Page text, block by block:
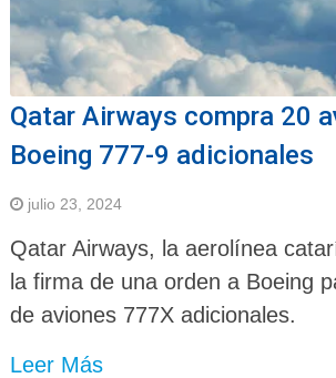
Qatar Airways compra 20
Boeing 777-9 adicionales
julio 23, 2024
Qatar Airways, la aerolínea
la firma de una orden a Boeing
de aviones 777X adicionales.
Leer Más